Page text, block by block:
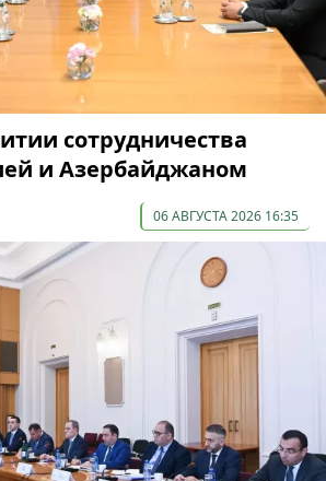
сотрудничества
и Азербайджаном
06 АВГУСТА 2026 16:35